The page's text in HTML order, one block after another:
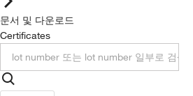
문서 및 다운로드
Certificates